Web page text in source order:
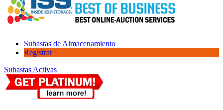
Subastas de Almacenamiento
Registrar
Subastas Activas